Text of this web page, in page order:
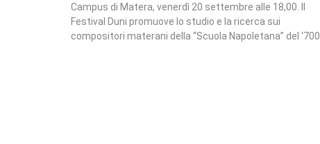
Campus di Matera, venerdì 20 settembre alle 18,00. Il
Festival Duni promuove lo studio e la ricerca sui
compositori materani della “Scuola Napoletana” del ‘700